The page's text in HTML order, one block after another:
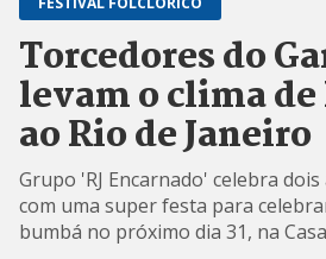
Torcedores do
levam o clima
ao Rio de Janeiro
Grupo 'RJ Encarnado' celebra
com uma super festa para
bumbá no próximo dia 31, na